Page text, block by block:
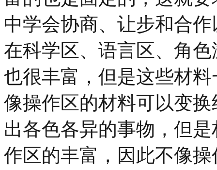
中学会协商、让步和合
在科学区、语言区、角
也很丰富，但是这些材
像操作区的材料可以变
出各色各异的事物，但
作区的丰富，因此不像